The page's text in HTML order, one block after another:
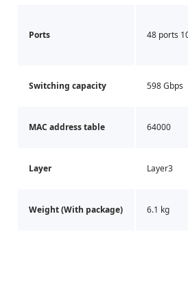
Ports 48 ports
Switching capacity 598 Gbps
MAC address table 64000
Layer Layer3
Weight (With package) 6.1 kg